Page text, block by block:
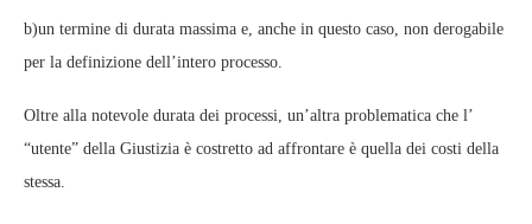
b)un termine di durata massima e, anche in questo caso, non derogabile
per la definizione dell’intero processo.
Oltre alla notevole durata dei processi, un’altra problematica che l’
“utente” della Giustizia è costretto ad affrontare è quella dei costi della
stessa.